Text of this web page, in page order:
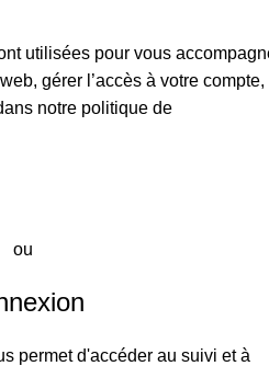
utilisées pour vous
gérer l’accès à votre compte,
notre politique de
ou
permet d'accéder au suivi et à